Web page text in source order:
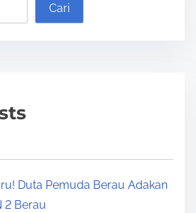
Cari
Duta Pemuda Berau Adakan
2 Berau